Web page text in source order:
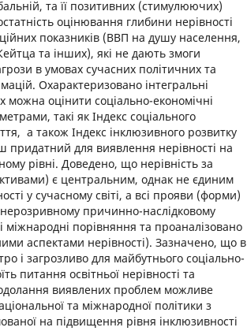
та її позитивних (стимулюючих)
оцінювання глибини нерівності
показників (ВВП на душу населення,
та інших), які не дають змоги
в умовах сучасних політичних та
Охарактеризовано інтегральні
можна оцінити соціально-економічні
такі як Індекс соціального
а також Індекс інклюзивного розвитку
придатний для виявлення нерівності на
рівні. Доведено, що нерівність за
є центральним, однак не єдиним
у сучасному світі, а всі прояви (форми)
причинно-наслідковому
міжнародні порівняння та проаналізовано
аспектами нерівності). Зазначено, що в
і загрозливо для майбутнього соціально-
питання освітньої нерівності та
виявлених проблем можливе
та міжнародної політики з
на підвищення рівня інклюзивності